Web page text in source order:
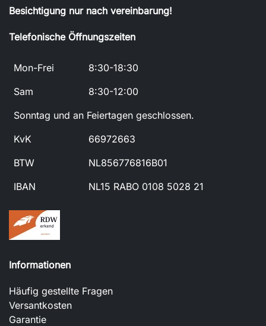
Besichtigung nur nach vereinbarung!
Telefonische Öffnungszeiten
Mon-Frei
8:30-18:30
Sam
8:30-12:00
Sonntag und an Feiertagen geschlossen.
KvK
66972663
BTW
NL856776816B01
IBAN
NL15 RABO 0108 5028 21
Informationen
Häufig gestellte Fragen
Versantkosten
Garantie